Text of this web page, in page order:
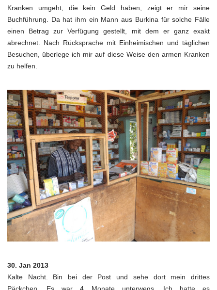
Kranken umgeht, die kein Geld haben, zeigt er mir seine
Buchführung. Da hat ihm ein Mann aus Burkina für solche Fälle
einen Betrag zur Verfügung gestellt, mit dem er ganz exakt
abrechnet. Nach Rücksprache mit Einheimischen und täglichen
Besuchen, überlege ich mir auf diese Weise den armen Kranken
zu helfen.
30. Jan 2013
Kalte Nacht. Bin bei der Post und sehe dort mein drittes